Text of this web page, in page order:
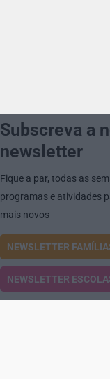
Subscreva a
newsletter
Fique a par, todas as
programas e atividades
mais novos
NEWSLETTER
NEWSLETTER